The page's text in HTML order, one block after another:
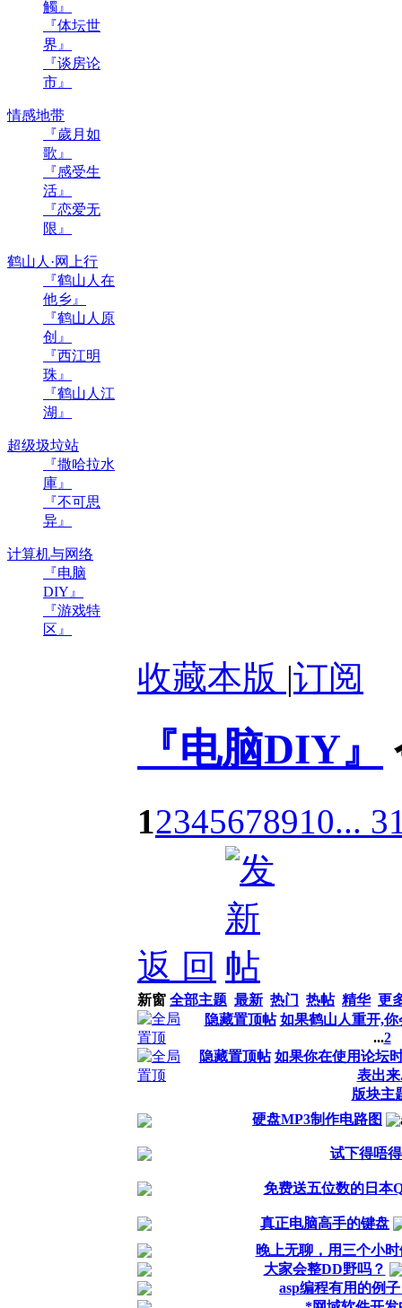
觸』
『体坛世
界』
『谈房论
市』
情感地带
『歲月如
歌』
『感受生
活』
『恋爱无
限』
鹤山人·网上行
『鹤山人在
他乡』
『鹤山人原
创』
『西江明
珠』
『鹤山人江
湖』
超级圾垃站
『撒哈拉水
庫』
『不可思
异』
计算机与网络
『电脑
DIY』
『游戏特
区』
收藏本版 |订阅
『电脑DIY』
12345678910...
返 回
新窗 全部主题 最新 热门 热帖 精华 更
隐藏置顶帖 如果鹤山人重开,
...2
隐藏置顶帖 如果你在使用论坛
表出来
版块主
硬盘MP3制作电路图
试下得唔
免费送五位数的日本
真正电脑高手的键盘
晚上无聊，用三个小
大家会整DD野吗？
asp编程有用的例